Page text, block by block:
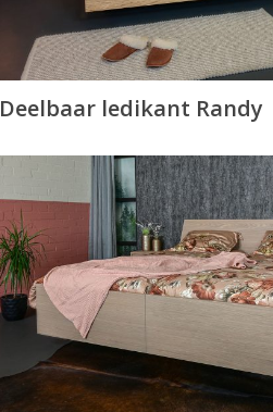
Deelbaar ledikant Randy